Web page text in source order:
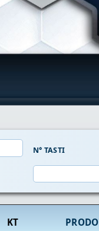
N° TASTI
KT